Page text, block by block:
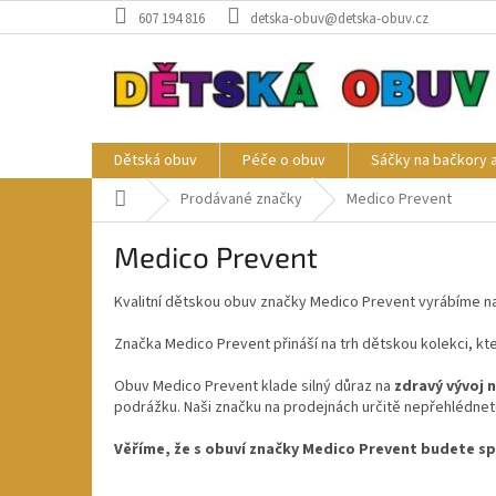
na
607 194 816 detska-obuv@detska-obuv.cz
Dětská obuv Péče o obuv Sáčky na bačkory
Domů Prodávané značky Medico Prevent
Medico Prevent
Kvalitní dětskou obuv značky Medico Prevent vyrábíme
Značka Medico Prevent přináší na trh dětskou kolekci,
Obuv Medico Prevent klade silný důraz na zdravý vývoj
podrážku. Naši značku na prodejnách určitě
Věříme, že s obuví značky Medico Prevent budete